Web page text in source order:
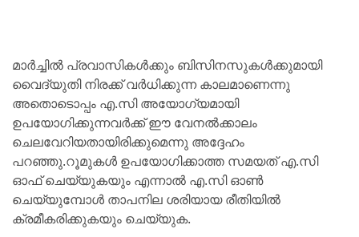
മാർച്ചിൽ പ്രവാസികൾക്കും ബിസിനസുകൾക്കുമായി
വൈദ്യുതി നിരക്ക് വർധിക്കുന്ന കാലമാണെന്നു
അതൊടൊപ്പം എ.സി അയോഗ്യമായി
ഉപയോഗിക്കുന്നവർക്ക് ഈ വേനൽക്കാലം
ചെലവേറിയതായിരിക്കുമെന്നു അദ്ദേഹം
പറഞ്ഞു.റൂമുകൾ ഉപയോഗിക്കാത്ത സമയത് എ.സി
ഓഫ് ചെയ്യുകയും എന്നാൽ എ.സി ഓൺ
ചെയ്യുമ്പോൾ താപനില ശരിയായ രീതിയിൽ
ക്രമീകരിക്കുകയും ചെയ്യുക.